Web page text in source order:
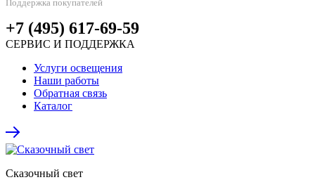
Поддержка покупателей
+7 (495) 617-69-59
СЕРВИС И ПОДДЕРЖКА
Услуги освещения
Наши работы
Обратная связь
Каталог
Сказочный свет